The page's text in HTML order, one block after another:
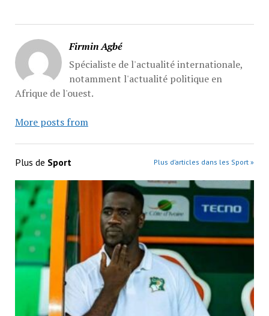
Firmin Agbé
Spécialiste de l'actualité internationale,
notamment l'actualité politique en
Afrique de l'ouest.
More posts from
Plus de Sport Plus d’articles dans les Sport »